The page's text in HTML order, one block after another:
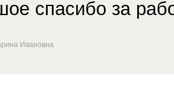
спасибо за
Ивановна